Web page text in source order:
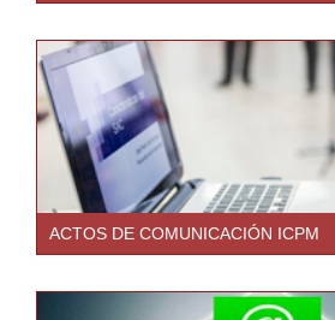
ACTOS DE COMUNICACIÓN ICPM